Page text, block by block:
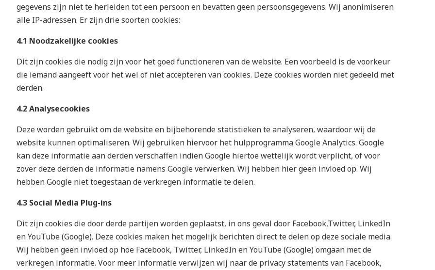
gegevens zijn niet te herleiden tot een persoon en bevatten geen persoonsgegevens. Wij anonimiseren
alle IP-adressen. Er zijn drie soorten cookies:
4.1 Noodzakelijke cookies
Dit zijn cookies die nodig zijn voor het goed functioneren van de website. Een voorbeeld is de voorkeur
die iemand aangeeft voor het wel of niet accepteren van cookies. Deze cookies worden niet gedeeld met
derden.
4.2 Analysecookies
Deze worden gebruikt om de website en bijbehorende statistieken te analyseren, waardoor wij de
website kunnen optimaliseren. Wij gebruiken hiervoor het hulpprogramma Google Analytics. Google
kan deze informatie aan derden verschaffen indien Google hiertoe wettelijk wordt verplicht, of voor
zover deze derden de informatie namens Google verwerken. Wij hebben hier geen invloed op. Wij
hebben Google niet toegestaan de verkregen informatie te delen.
4.3 Social Media Plug-ins
Dit zijn cookies die door derde partijen worden geplaatst, in ons geval door Facebook,Twitter, LinkedIn
en YouTube (Google). Deze cookies maken het mogelijk berichten direct te delen op deze sociale media.
Wij hebben geen invloed op hoe Facebook, Twitter, LinkedIn en YouTube (Google) omgaan met de
verkregen informatie. Voor meer informatie verwijzen wij naar de privacy statements van Facebook,